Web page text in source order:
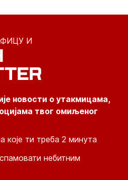
И
новости о утакмицама,
твог омиљеног
које ти треба 2 минута
небитним